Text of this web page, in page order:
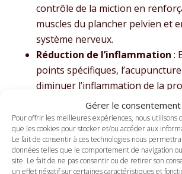
Gérer le consentement
Pour offrir les meilleures expériences, nous utilisons
que les cookies pour stocker et/ou accéder aux
Le fait de consentir à ces technologies nous
données telles que le comportement de navigation
site. Le fait de ne pas consentir ou de retirer son
un effet négatif sur certaines caractéristiques et
contrôle de la miction en
muscles du plancher pelvien et
système nerveux.
Réduction de l’inflammation :
points spécifiques,
diminuer l’inflammation de la
soulageant ainsi les symptômes
Stimuler le Qi des Reins:
l’énergie vitale pour améliorer
vitalité sexuelle.